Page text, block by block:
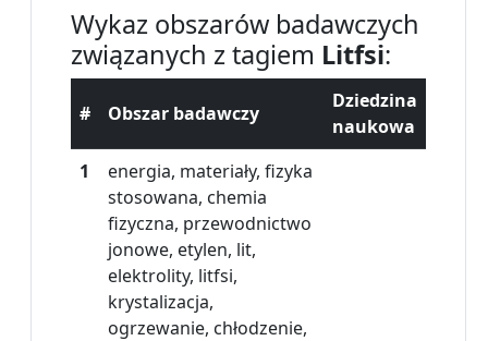
Wykaz obszarów badawczych
związanych z tagiem Litfsi:
# Obszar badawczy
Dziedzina
naukowa
1
energia, materiały, fizyka
stosowana, chemia
fizyczna, przewodnictwo
jonowe, etylen, lit,
elektrolity, litfsi,
krystalizacja,
ogrzewanie, chłodzenie,